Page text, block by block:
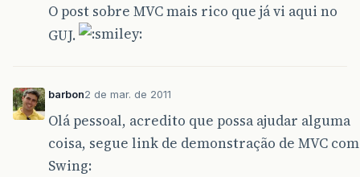
O post sobre MVC mais rico que já vi aqui no
GUJ.
barbon2 de mar. de 2011
Olá pessoal, acredito que possa ajudar alguma
coisa, segue link de demonstração de MVC com
Swing: